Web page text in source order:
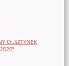
OLSZTYNEK